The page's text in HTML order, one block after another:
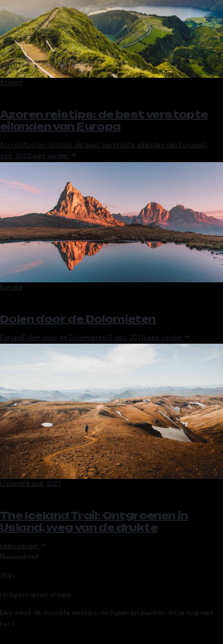
Azoren
Azoren reistips: de best verstopte
eilanden van Europa
AzorenAzoren reistips: de best verstopte eilanden van Europa21
sep. 2022 Lees verder
Europa
Dolen door de Dolomieten
Europa Dolen door de Dolomieten 15 dec. 2021 Lees verder
IJsland 28 aug. 2021
The Iceland Trail: Ontgroenen in
IJsland, weg van de drukte
Lees verder
Nieuwsbrief
764 +
reizigers lezen al mee
Elke week de mooiste reistips, verhalen en plekken die je nog niet
kent.